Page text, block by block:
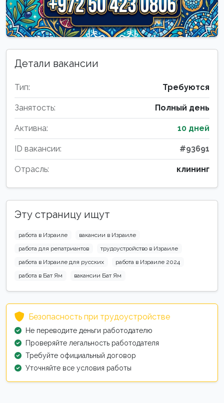
Детали вакансии
Тип: Требуются
Занятость: Полный день
Активна: 10 дней
ID вакансии: #93691
Отрасль: клининг
Эту страницу ищут
работа в Израиле
вакансии в Израиле
работа для репатриантов
трудоустройство в Израиле
работа в Израиле для русских
работа в Израиле 2024
работа в Бат Ям
вакансии Бат Ям
Безопасность при трудоустройстве
Не переводите деньги работодателю
Проверяйте легальность работодателя
Требуйте официальный договор
Уточняйте все условия работы